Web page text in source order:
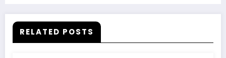
RELATED POSTS